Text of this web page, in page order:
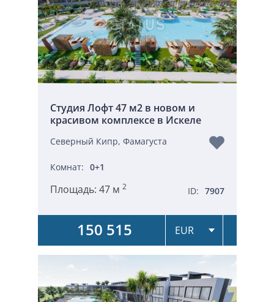
Студия Лофт 47 м2 в новом и
красивом комплексе в Искеле
Северный Кипр, Фамагуста
Комнат: 0+1
Площадь: 47 м 2 ID: 7907
150 515